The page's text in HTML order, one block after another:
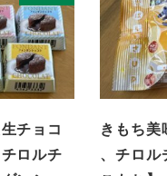
チョコ
ロルチ
きもち美
、チロル